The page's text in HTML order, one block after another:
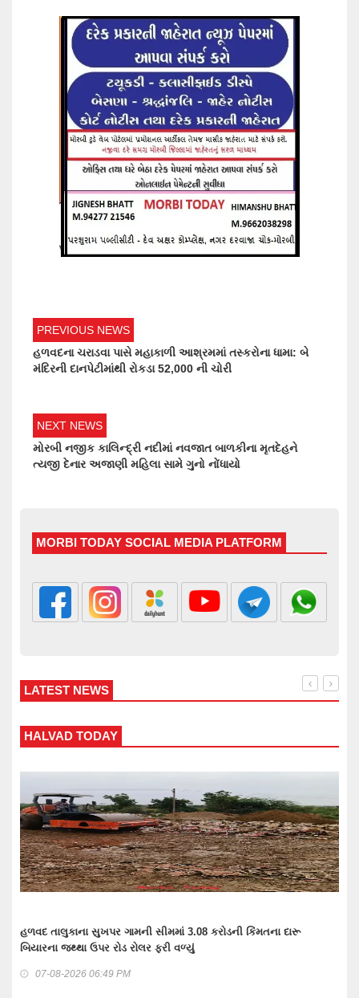
PREVIOUS NEWS
હળવદના ચરાડવા પાસે મહાકાળી આશ્રમમાં તસ્કરોના ધામા: બે
મંદિરની દાનપેટીમાંથી રોકડા 52,000 ની ચોરી
NEXT NEWS
મોરબી નજીક કાલિન્દ્રી નદીમાં નવજાત બાળકીના મૃતદેહને
ત્યજી દેનાર અજાણી મહિલા સામે ગુનો નોંધાયો
MORBI TODAY SOCIAL MEDIA PLATFORM
LATEST NEWS
HALVAD TODAY
હળવદ તાલુકાના સુખપર ગામની સીમમાં 3.08 કરોડની કિંમતના દારૂ
બિયારના જથ્થા ઉપર રોડ રોલર ફરી વળ્યું
07-08-2026 06:49 PM